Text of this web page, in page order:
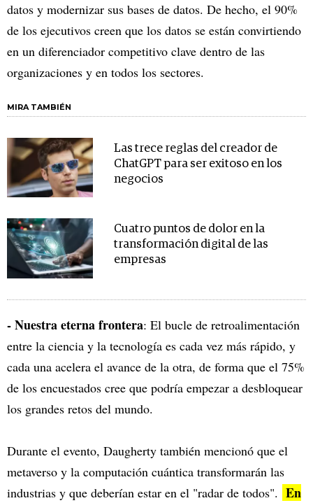
datos y modernizar sus bases de datos. De hecho, el 90%
de los ejecutivos creen que los datos se están convirtiendo
en un diferenciador competitivo clave dentro de las
organizaciones y en todos los sectores.
MIRA TAMBIÉN
Las trece reglas del creador de
ChatGPT para ser exitoso en los
negocios
Cuatro puntos de dolor en la
transformación digital de las
empresas
- Nuestra eterna frontera: El bucle de retroalimentación
entre la ciencia y la tecnología es cada vez más rápido, y
cada una acelera el avance de la otra, de forma que el 75%
de los encuestados cree que podría empezar a desbloquear
los grandes retos del mundo.
Durante el evento, Daugherty también mencionó que el
metaverso y la computación cuántica transformarán las
industrias y que deberían estar en el "radar de todos". En